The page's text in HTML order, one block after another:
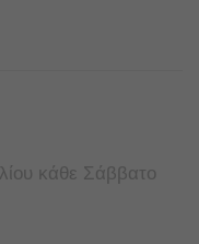
κάθε Σάββατο